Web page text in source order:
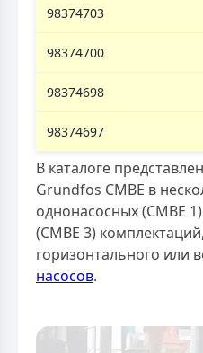
98374703
98374700
98374698
98374697
В каталоге
Grundfos CMBE в
однонасосных (CMBE
(CMBE 3)
горизонтального или
насосов.